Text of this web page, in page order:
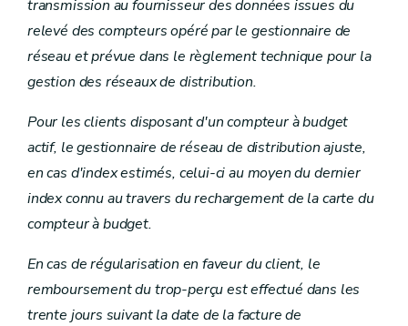
transmission au fournisseur des données issues du
relevé des compteurs opéré par le gestionnaire de
réseau et prévue dans le règlement technique pour la
gestion des réseaux de distribution.
Pour les clients disposant d'un compteur à budget
actif, le gestionnaire de réseau de distribution ajuste,
en cas d'index estimés, celui-ci au moyen du dernier
index connu au travers du rechargement de la carte du
compteur à budget.
En cas de régularisation en faveur du client, le
remboursement du trop-perçu est effectué dans les
trente jours suivant la date de la facture de